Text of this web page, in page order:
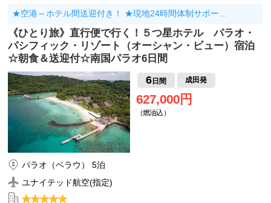
★空港～ホテル間送迎付き！ ★現地24時間体制サポー…
《ひとり旅》直行便で行く！５つ星ホテル パラオ・
パシフィック・リゾート（オーシャン・ビュー）宿泊
☆朝食＆送迎付☆南国パラオ6日間
6日間 成田発
627,000円
（燃油込）
パラオ（ベラウ） 5泊
ユナイテッド航空(指定)